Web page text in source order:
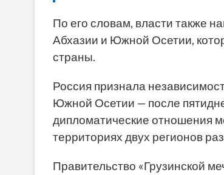
По его словам, власти также
Абхазии и Южной Осетии,
страны.
Россия признала
Южной Осетии — после
дипломатические отношения
территориях двух регионов
Правительство «Грузинской